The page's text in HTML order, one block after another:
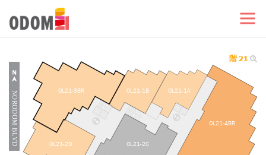
階 21
OL21-2D
OL21-4BR
OL21-1B
OL21-2C
OL21-1A
OL21-3BR